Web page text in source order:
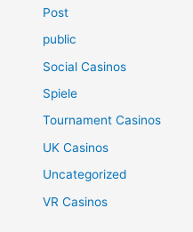
Post
public
Social Casinos
Spiele
Tournament Casinos
UK Casinos
Uncategorized
VR Casinos